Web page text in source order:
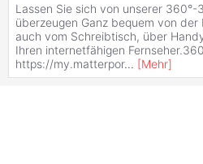
Lassen Sie sich von unserer 360°-
überzeugen Ganz bequem von
auch vom Schreibtisch, über
Ihren internetfähigen
https://my.matterpor... [Mehr]